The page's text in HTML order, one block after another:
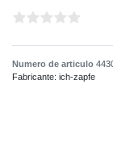
Numero de articulo
Fabricante: ich-zapfe